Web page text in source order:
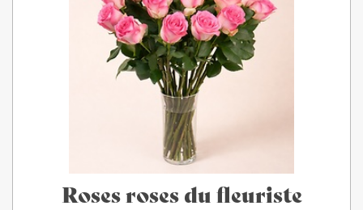
Roses roses du fleuriste